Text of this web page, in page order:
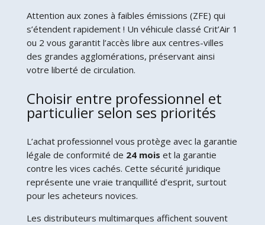
Attention aux zones à faibles émissions (ZFE) qui
s’étendent rapidement ! Un véhicule classé Crit’Air 1
ou 2 vous garantit l’accès libre aux centres-villes
des grandes agglomérations, préservant ainsi
votre liberté de circulation.
Choisir entre professionnel et
particulier selon ses priorités
L’achat professionnel vous protège avec la garantie
légale de conformité de 24 mois et la garantie
contre les vices cachés. Cette sécurité juridique
représente une vraie tranquillité d’esprit, surtout
pour les acheteurs novices.
Les distributeurs multimarques affichent souvent